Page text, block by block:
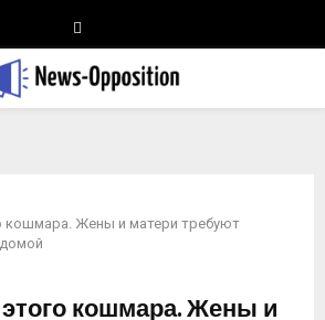
кошмара. Жены и матери требуют
кошмара. Жены и